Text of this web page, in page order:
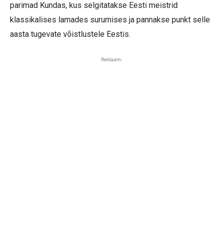
parimad Kundas, kus selgitatakse Eesti meistrid
klassikalises lamades surumises ja pannakse punkt selle
aasta tugevate võistlustele Eestis.
Reklaam: